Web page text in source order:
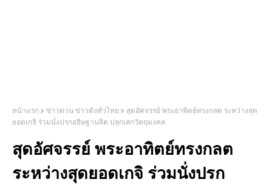
หน้าแรก ข่าวด่วน ข่าวดังทั่วไทย
สุดอัศจรรย์ พระอาทิตย์ทรงกลต ระหว่างสุด
ยอดเกจิ ร่วมนั่งปรกอธิษฐานจิต ปลุกเสกวัตถุมงคล
สุดอัศจรรย์ พระอาทิตย์ทรงกลต
ระหว่างสุดยอดเกจิ ร่วมนั่งปรก